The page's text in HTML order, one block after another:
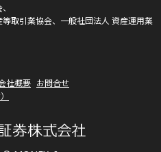
取引業協会、一般社団法人 資産運用業
社概要 お問合せ